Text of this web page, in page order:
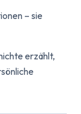
– sie
erzählt,